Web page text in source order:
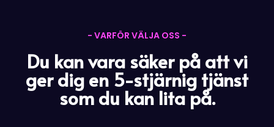
- VARFÖR VÄLJA OSS -
Du kan vara säker på att vi
ger dig en 5-stjärnig tjänst
som du kan lita på.